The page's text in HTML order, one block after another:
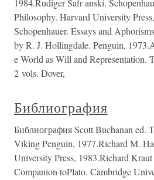
1984.Rudiger Safr anski.
Philosophy. Harvard University
Schopenhauer. Essays and
by R. J. Hollingdale. Penguin,
e World as Will and Representation.
2 vols. Dover,
Библиография
Библиография Scott Buchanan ed.
Viking Penguin, 1977.Richard M.
University Press, 1983.Richard
Companion toPlato. Cambridge